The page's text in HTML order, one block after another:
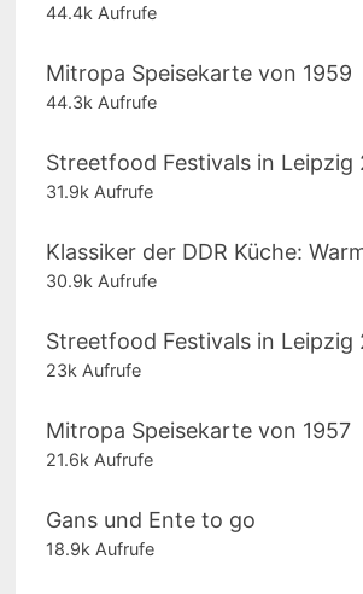
44.4k Aufrufe
Mitropa Speisekarte von 1959
44.3k Aufrufe
Streetfood Festivals in Leipzig
31.9k Aufrufe
Klassiker der DDR Küche:
30.9k Aufrufe
Streetfood Festivals in Leipzig
23k Aufrufe
Mitropa Speisekarte von 1957
21.6k Aufrufe
Gans und Ente to go
18.9k Aufrufe